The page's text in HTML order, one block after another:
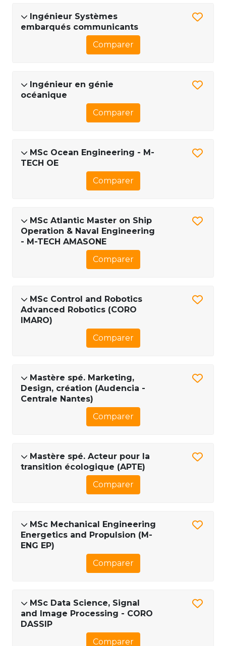
Ingénieur Systèmes
embarqués communicants
Comparer
Ingénieur en génie
océanique
Comparer
MSc Ocean Engineering - M-
TECH OE
Comparer
MSc Atlantic Master on Ship
Operation & Naval Engineering
- M-TECH AMASONE
Comparer
MSc Control and Robotics
Advanced Robotics (CORO
IMARO)
Comparer
Mastère spé. Marketing,
Design, création (Audencia -
Centrale Nantes)
Comparer
Mastère spé. Acteur pour la
transition écologique (APTE)
Comparer
MSc Mechanical Engineering
Energetics and Propulsion (M-
ENG EP)
Comparer
MSc Data Science, Signal
and Image Processing - CORO
DASSIP
Comparer